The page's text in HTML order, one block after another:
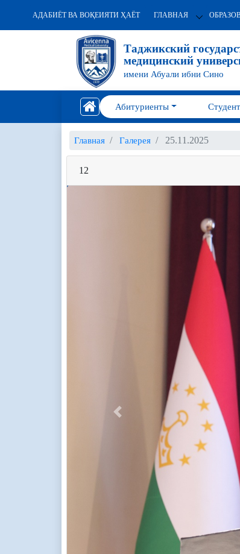
АДАБИЁТ ВА ВОҚЕИЯТИ ҲАЁТ ГЛАВНАЯ
Таджикский
медицинский
имени Абуали ибни Сино
Абитуриенты
Главная Галерея 25.11.2025
12
Previous